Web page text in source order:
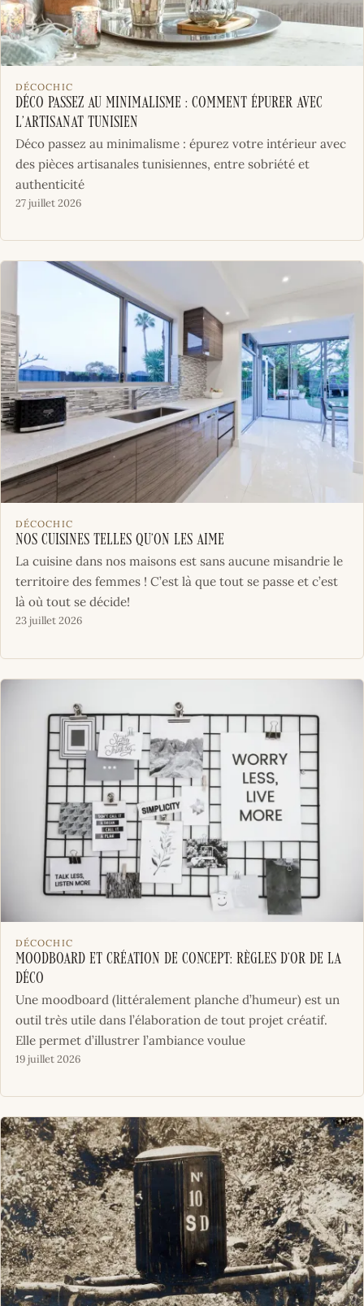
DÉCOCHIC
Déco passez au minimalisme : comment épurer avec
l’artisanat tunisien
Déco passez au minimalisme : épurez votre intérieur avec
des pièces artisanales tunisiennes, entre sobriété et
authenticité
27 juillet 2026
DÉCOCHIC
Nos cuisines telles qu’on les aime
La cuisine dans nos maisons est sans aucune misandrie le
territoire des femmes ! C’est là que tout se passe et c’est
là où tout se décide!
23 juillet 2026
DÉCOCHIC
Moodboard et création de concept: règles d’or de la
déco
Une moodboard (littéralement planche d’humeur) est un
outil très utile dans l’élaboration de tout projet créatif.
Elle permet d’illustrer l’ambiance voulue
19 juillet 2026